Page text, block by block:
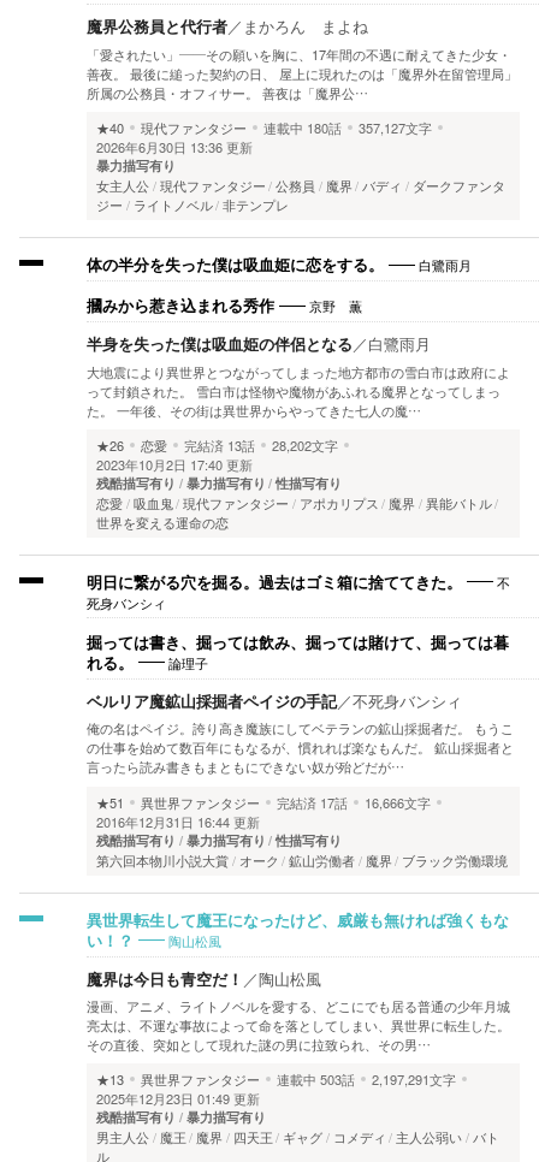
魔界公務員と代行者／ まかろん まよね
「愛されたい」——その願いを胸に、17年間の不遇に耐えてきた少女・
善夜。 最後に縋った契約の日、 屋上に現れたのは「魔界外在留管理局」
所属の公務員・オフィサー。 善夜は「魔界公…
★40
現代ファンタジー 連載中 180話
357,127文字
2026年6月30日 13:36 更新
暴力描写有り
女主人公 現代ファンタジー 公務員 魔界 バディ
ダークファンタ
ジー
ライトノベル 非テンプレ
体の半分を失った僕は吸血姫に恋をする。 白鷺雨月
摑みから惹き込まれる秀作 京野 薫
半身を失った僕は吸血姫の伴侶となる／白鷺雨月
大地震により異世界とつながってしまった地方都市の雪白市は政府によ
って封鎖された。 雪白市は怪物や魔物があふれる魔界となってしまっ
た。 一年後、その街は異世界からやってきた七人の魔…
★26
恋愛 完結済 13話
28,202文字
2023年10月2日 17:40 更新
残酷描写有り 暴力描写有り 性描写有り
恋愛 吸血鬼 現代ファンタジー アポカリプス 魔界
異能バトル
世界を変える運命の恋
明日に繋がる穴を掘る。過去はゴミ箱に捨ててきた。
不
死身バンシィ
掘っては書き、掘っては飲み、掘っては賭けて、掘っては暮
れる。
論理子
ベルリア魔鉱山採掘者ペイジの手記／不死身バンシィ
俺の名はペイジ。誇り高き魔族にしてベテランの鉱山採掘者だ。 もうこ
の仕事を始めて数百年にもなるが、慣れれば楽なもんだ。 鉱山採掘者と
言ったら読み書きもまともにできない奴が殆どだが…
★51
異世界ファンタジー 完結済 17話
16,666文字
2016年12月31日 16:44 更新
残酷描写有り 暴力描写有り 性描写有り
第六回本物川小説大賞 オーク 鉱山労働者 魔界 ブラック労働環境
異世界転生して魔王になったけど、威厳も無ければ強くもな
い！？
陶山松風
魔界は今日も青空だ！ ／陶山松風
漫画、アニメ、ライトノベルを愛する、どこにでも居る普通の少年月城
亮太は、不運な事故によって命を落としてしまい、異世界に転生した。
その直後、突如として現れた謎の男に拉致られ、その男…
★13
異世界ファンタジー 連載中 503話
2,197,291文字
2025年12月23日 01:49 更新
残酷描写有り 暴力描写有り
男主人公 魔王 魔界 四天王 ギャグ コメディ 主人公弱い バト
ル